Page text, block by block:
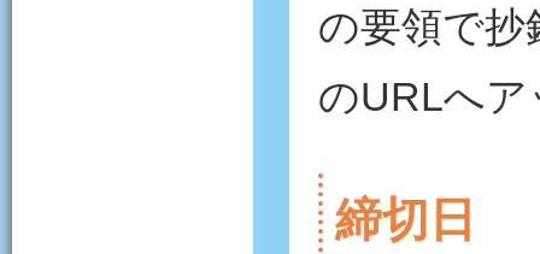
の要領で抄
のURLへ
締切日